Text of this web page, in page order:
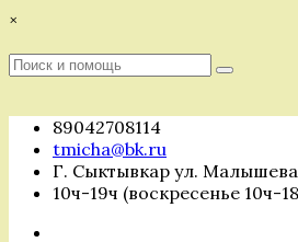
Перейти
содержимому
×
Поиск
Поиск
89042708114
tmicha@bk.ru
Г. Сыктывкар ул.
10ч-19ч (воскресенье 10ч-